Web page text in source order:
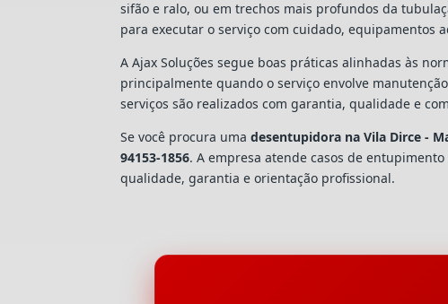
sifão e ralo, ou em trechos mais profundos da
para executar o serviço com cuidado, equipamentos
A Ajax Soluções segue boas práticas alinhadas às
principalmente quando o serviço envolve
serviços são realizados com garantia, qualidade e
Se você procura umadesentupidora na Vila Dirce -
94153-1856. A empresa atende casos de entupimento
qualidade, garantia e orientação profissional.